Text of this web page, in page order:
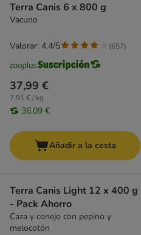
Terra Canis 6 x 800 g
Vacuno
37,99 €
7,91 € / kg
36,09 €
Valorar: 4.4/5 (657)
Añadir a la cesta
Terra Canis Light 12 x 400 g
- Pack Ahorro
Caza y conejo con pepino y
melocotón